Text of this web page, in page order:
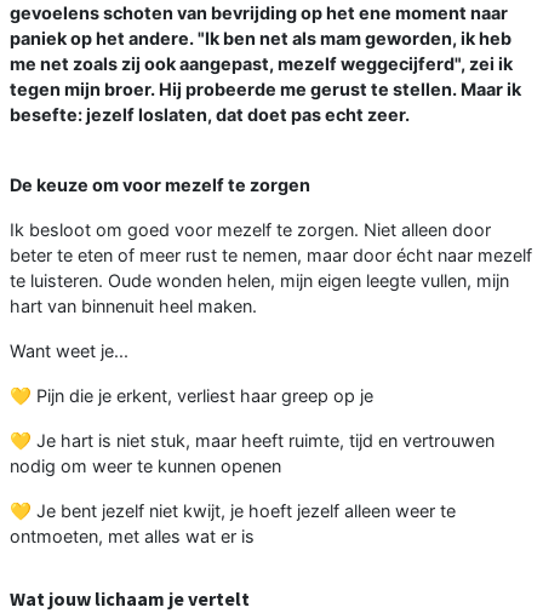
gevoelens schoten van bevrijding op het ene moment naar
paniek op het andere. "Ik ben net als mam geworden, ik heb
me net zoals zij ook aangepast, mezelf weggecijferd", zei ik
tegen mijn broer. Hij probeerde me gerust te stellen. Maar ik
besefte: jezelf loslaten, dat doet pas echt zeer.
De keuze om voor mezelf te zorgen
Ik besloot om goed voor mezelf te zorgen. Niet alleen door
beter te eten of meer rust te nemen, maar door écht naar mezelf
te luisteren. Oude wonden helen, mijn eigen leegte vullen, mijn
hart van binnenuit heel maken.
Want weet je...
💛 Pijn die je erkent, verliest haar greep op je
💛 Je hart is niet stuk, maar heeft ruimte, tijd en vertrouwen
nodig om weer te kunnen openen
💛 Je bent jezelf niet kwijt, je hoeft jezelf alleen weer te
ontmoeten, met alles wat er is
Wat jouw lichaam je vertelt